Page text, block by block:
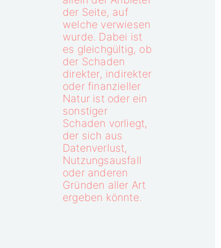
der Seite, auf
welche verwiesen
wurde. Dabei ist
es gleichgültig, ob
der Schaden
direkter, indirekter
oder finanzieller
Natur ist oder ein
sonstiger
Schaden vorliegt,
der sich aus
Datenverlust,
Nutzungsausfall
oder anderen
Gründen aller Art
ergeben könnte.